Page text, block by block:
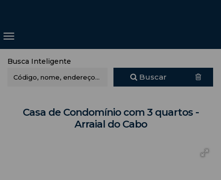
Busca Inteligente
Buscar
Casa de Condomínio com 3 quartos -
Arraial do Cabo